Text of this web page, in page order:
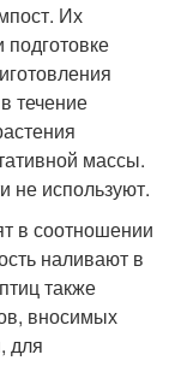
Их
течение
массы.
не используют.
в соотношении
наливают в
также
вносимых
для